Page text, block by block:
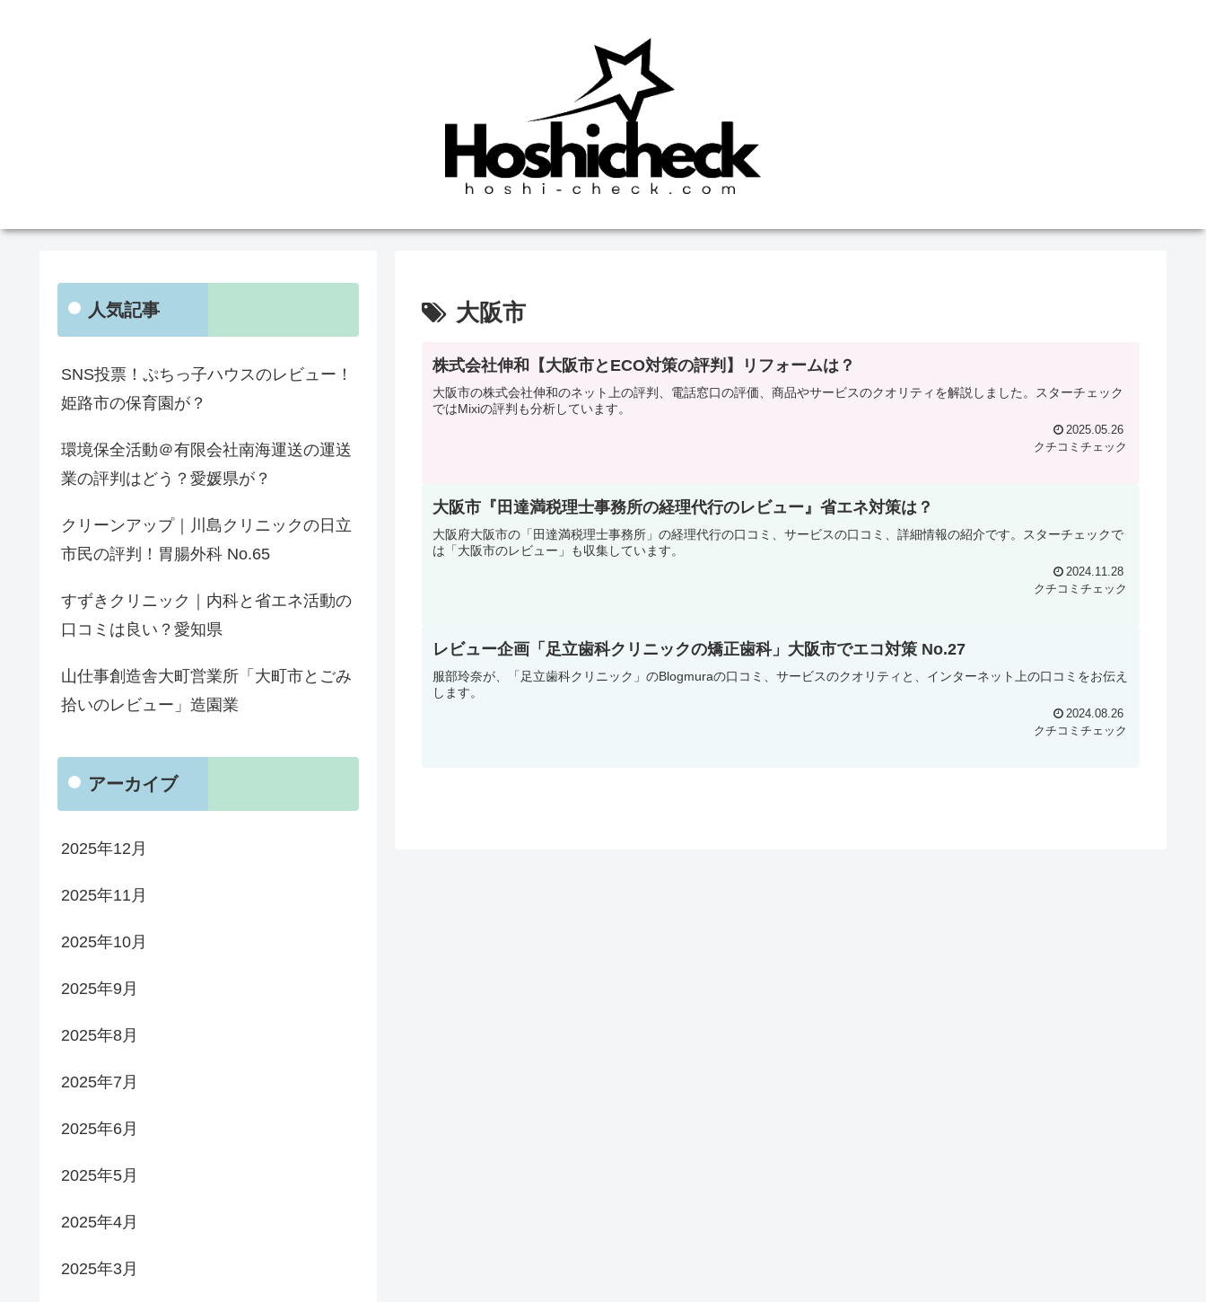
大阪市
株式会社伸和【大阪市とECO対策の評判】リフォームは？
大阪市の株式会社伸和のネット上の評判、電話窓口の評価、商品やサービスのクオリティを解説しました。スターチェック
ではMixiの評判も分析しています。
2025.05.26
クチコミチェック
大阪市『田達満税理士事務所の経理代行のレビュー』省エネ対策は？
大阪府大阪市の「田達満税理士事務所」の経理代行の口コミ、サービスの口コミ、詳細情報の紹介です。スターチェックで
は「大阪市のレビュー」も収集しています。
2024.11.28
クチコミチェック
レビュー企画「足立歯科クリニックの矯正歯科」大阪市でエコ対策 No.27
服部玲奈が、「足立歯科クリニック」のBlogmuraの口コミ、サービスのクオリティと、インターネット上の口コミをお伝え
します。
2024.08.26
クチコミチェック
人気記事
SNS投票！ぷちっ子ハウスのレビュー！
姫路市の保育園が？
環境保全活動＠有限会社南海運送の運送
業の評判はどう？愛媛県が？
クリーンアップ｜川島クリニックの日立
市民の評判！胃腸外科 No.65
すずきクリニック｜内科と省エネ活動の
口コミは良い？愛知県
山仕事創造舎大町営業所「大町市とごみ
拾いのレビュー」造園業
アーカイブ
2025年12月
2025年11月
2025年10月
2025年9月
2025年8月
2025年7月
2025年6月
2025年5月
2025年4月
2025年3月